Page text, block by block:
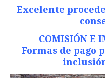
Excelente
COMISIÓN E
Formas de pago